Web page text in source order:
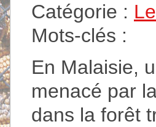
Catégorie :
Mots-clés :
En Malaisie,
menacé par
dans la forêt